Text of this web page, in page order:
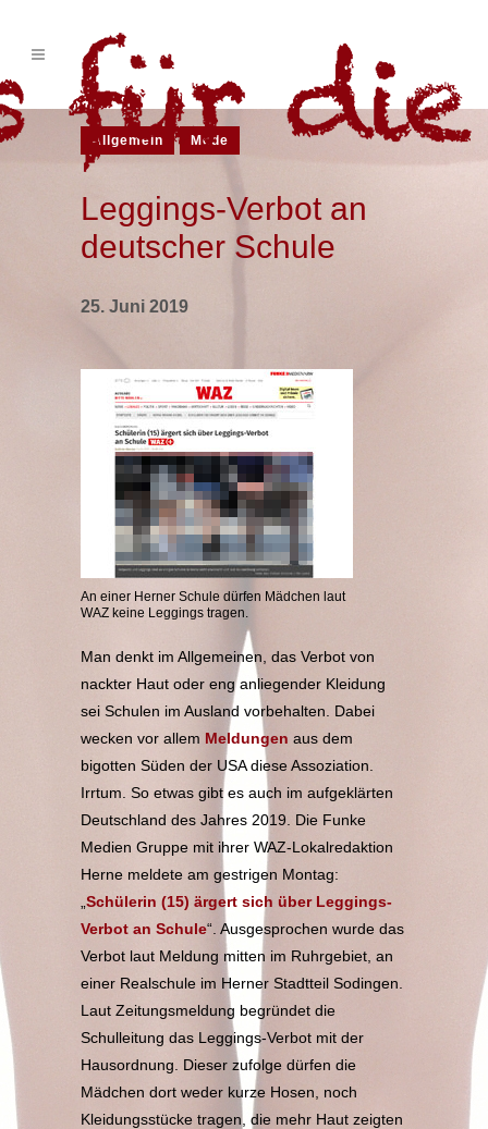
Allgemein Mode
Leggings-Verbot an
deutscher Schule
25. Juni 2019
An einer Herner Schule dürfen Mädchen laut
WAZ keine Leggings tragen.
Man denkt im Allgemeinen, das Verbot von
nackter Haut oder eng anliegender Kleidung
sei Schulen im Ausland vorbehalten. Dabei
wecken vor allem Meldungen aus dem
bigotten Süden der USA diese Assoziation.
Irrtum. So etwas gibt es auch im aufgeklärten
Deutschland des Jahres 2019. Die Funke
Medien Gruppe mit ihrer WAZ-Lokalredaktion
Herne meldete am gestrigen Montag:
Schülerin (15) ärgert sich über Leggings-
Verbot an Schule“. Ausgesprochen wurde das
Verbot laut Meldung mitten im Ruhrgebiet, an
einer Realschule im Herner Stadtteil Sodingen.
Laut Zeitungsmeldung begründet die
Schulleitung das Leggings-Verbot mit der
Hausordnung. Dieser zufolge dürfen die
Mädchen dort weder kurze Hosen, noch
Kleidungsstücke tragen, die mehr Haut zeigten